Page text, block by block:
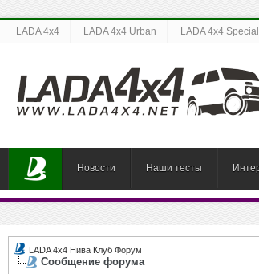
LADA 4x4 LADA 4x4 Urban LADA 4x4 Special
Новости Наши тесты
LADA 4x4 Нива Клуб Форум
Сообщение форума